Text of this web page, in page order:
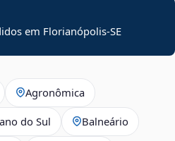
em Florianópolis-SE
Agronômica
do Sul Balneário